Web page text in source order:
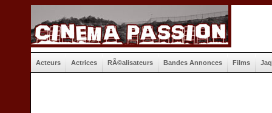
Acteurs Actrices RÃ©alisateurs Bandes Annonces Films